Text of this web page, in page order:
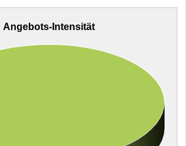
Angebots-Intensität